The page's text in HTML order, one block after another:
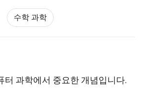
수학 과학
터 과학에서 중요한 개념입니다.